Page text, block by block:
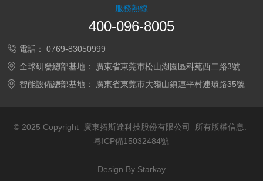
服務熱線
400-096-8005
電話：
0769-83050999
全球研發總部基地：
廣東省東莞市松山湖園區科苑西二路3號
智能設備總部基地：
廣東省東莞市大嶺山鎮連平村連環路35號
© 2025 Copyright 廣東拓斯達科技股份有限公司 所有版權信息.
粵ICP備15032484號
Design By Starkay